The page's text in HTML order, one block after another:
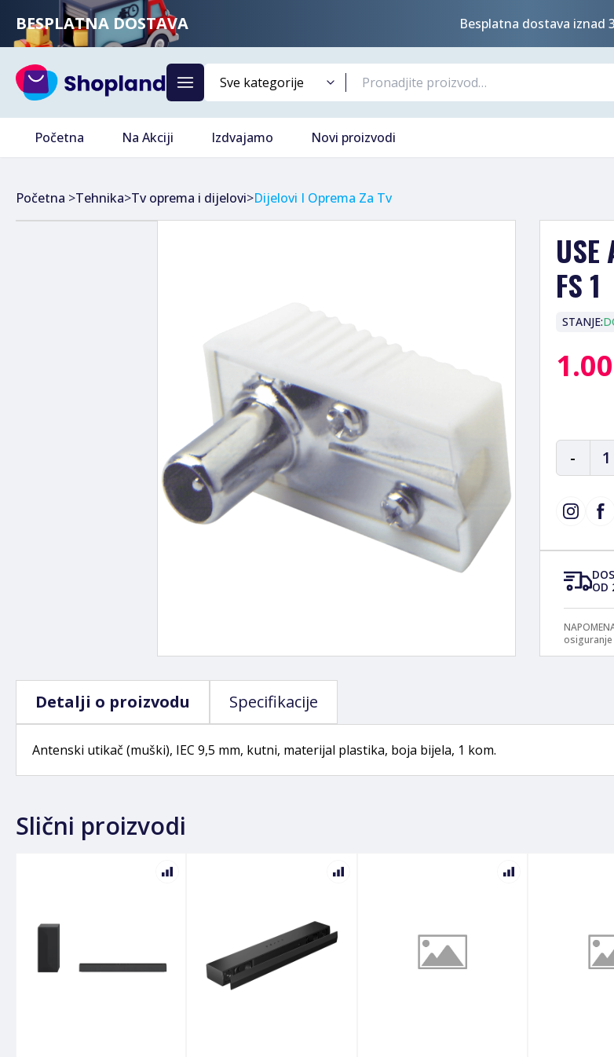
BESPLATNA DOSTAVA Besplatna dostava iznad
Početna Na Akciji Izdvajamo Novi proizvodi
Početna >Tehnika>Tv oprema i dijelovi>Dijelovi I Oprema Za Tv
FS 1
STANJE:
- 1
OD
Detalji o proizvodu Specifikacije
Antenski utikač (muški), IEC 9,5 mm, kutni, materijal plastika, boja bijela, 1 kom.
Slični proizvodi